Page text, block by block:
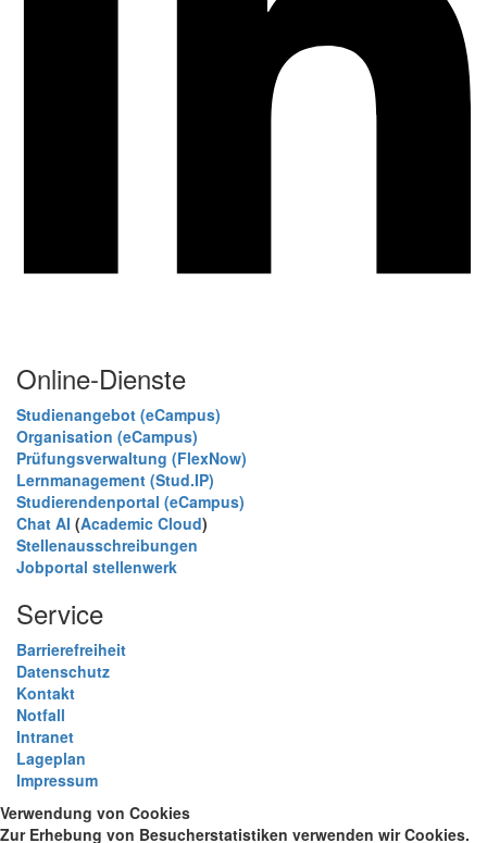
Online-Dienste
Studienangebot (eCampus)
Organisation (eCampus)
Prüfungsverwaltung (FlexNow)
Lernmanagement (Stud.IP)
Studierendenportal (eCampus)
Chat AI (Academic Cloud)
Stellenausschreibungen
Jobportal stellenwerk
Service
Barrierefreiheit
Datenschutz
Kontakt
Notfall
Intranet
Lageplan
Impressum
Verwendung von Cookies
Zur Erhebung von Besucherstatistiken verwenden wir Cookies.